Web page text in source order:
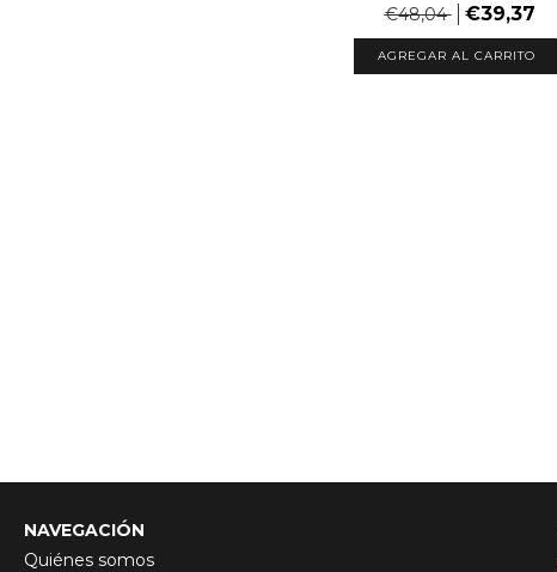
€48,04 €39,37
AGREGAR AL CARRITO
NAVEGACIÓN
Quiénes somos